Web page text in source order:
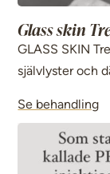
Glass skin
GLASS SKIN
självlyster och
Se behandling